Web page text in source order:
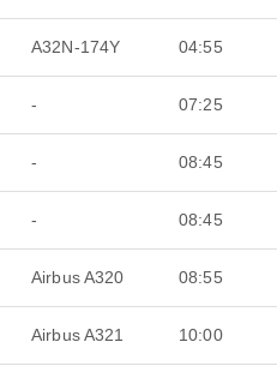
A32N-174Y 04:55
- 07:25
- 08:45
- 08:45
Airbus A320 08:55
Airbus A321 10:00